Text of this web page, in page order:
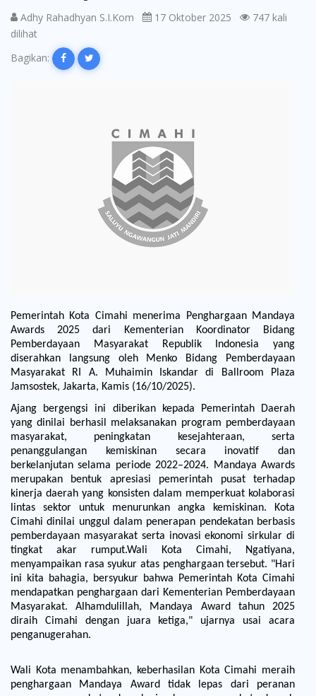
Adhy Rahadhyan S.I.Kom 17 Oktober 2025
747 kali
dilihat
Bagikan:
Pemerintah Kota Cimahi menerima Penghargaan Mandaya
Awards 2025 dari Kementerian Koordinator Bidang
Pemberdayaan Masyarakat Republik Indonesia yang
diserahkan langsung oleh Menko Bidang Pemberdayaan
Masyarakat RI A. Muhaimin Iskandar di Ballroom Plaza
Jamsostek, Jakarta, Kamis (16/10/2025).
Ajang bergengsi ini diberikan kepada Pemerintah Daerah
yang dinilai berhasil melaksanakan program pemberdayaan
masyarakat, peningkatan kesejahteraan, serta
penanggulangan kemiskinan secara inovatif dan
berkelanjutan selama periode 2022–2024. Mandaya Awards
merupakan bentuk apresiasi pemerintah pusat terhadap
kinerja daerah yang konsisten dalam memperkuat kolaborasi
lintas sektor untuk menurunkan angka kemiskinan. Kota
Cimahi dinilai unggul dalam penerapan pendekatan berbasis
pemberdayaan masyarakat serta inovasi ekonomi sirkular di
tingkat akar rumput.Wali Kota Cimahi, Ngatiyana,
menyampaikan rasa syukur atas penghargaan tersebut. "Hari
ini kita bahagia, bersyukur bahwa Pemerintah Kota Cimahi
mendapatkan penghargaan dari Kementerian Pemberdayaan
Masyarakat. Alhamdulillah, Mandaya Award tahun 2025
diraih Cimahi dengan juara ketiga," ujarnya usai acara
penganugerahan.
Wali Kota menambahkan, keberhasilan Kota Cimahi meraih
penghargaan Mandaya Award tidak lepas dari peranan